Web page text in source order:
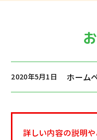
2020年5月1日 ホーム
詳しい内容の説明